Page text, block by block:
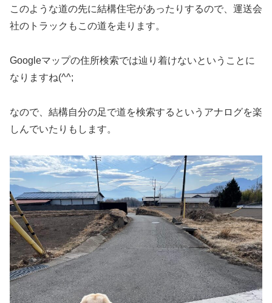
このような道の先に結構住宅があったりするので、運送会
社のトラックもこの道を走ります。
Googleマップの住所検索では辿り着けないということに
なりますね(^^;
なので、結構自分の足で道を検索するというアナログを楽
しんでいたりもします。